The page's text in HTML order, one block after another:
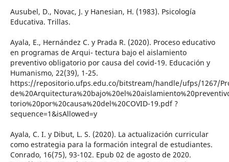
Ausubel, D., Novac, J. y Hanesian, H. (1983). Psicología
Educativa. Trillas.
Ayala, E., Hernández C. y Prada R. (2020). Proceso educativo
en programas de Arqui- tectura bajo el aislamiento
preventivo obligatorio por causa del covid-19. Educación y
Humanismo, 22(39), 1-25.
https://repositorio.ufps.edu.co/bitstream/handle/ufps/1267/
torio%20por%20causa%20del%20COVID-19.pdf ?
sequence=1&isAllowed=y
Ayala, C. I. y Dibut, L. S. (2020). La actualización curricular
como estrategia para la formación integral de estudiantes.
Conrado, 16(75), 93-102. Epub 02 de agosto de 2020.